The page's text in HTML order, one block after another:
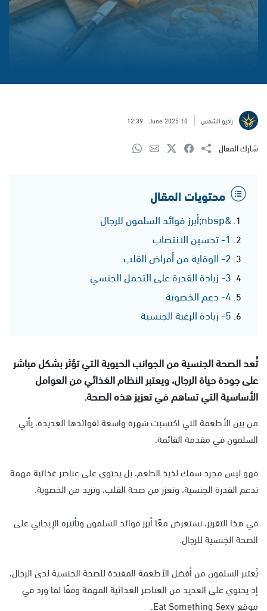
راديو الشمس 10 June 2025
12:39
شارك المقال
محتويات المقال
&nbsp;أبرز فوائد السلمون للرجال
1- تحسين الانتصاب
2- الوقاية من أمراض القلب
3- زيادة القدرة على التحمل الجنسي
4- دعم الخصوبة
5- زيادة الرغبة الجنسية
تُعد الصحة الجنسية من الجوانب الحيوية التي تؤثر بشكل مباشر
على جودة حياة الرجال، ويعتبر النظام الغذائي من العوامل
الأساسية التي تساهم في تعزيز هذه الصحة.
من بين الأطعمة التي اكتسبت شهرة واسعة لفوائدها العديدة، يأتي
السلمون في مقدمة القائمة.
فهو ليس مجرد سمك لذيذ الطعم، بل يحتوي على عناصر غذائية مهمة
تدعم القدرة الجنسية، وتعزز من صحة القلب، وتزيد من الخصوبة.
في هذا التقرير، نستعرض معًا أبرز فوائد السلمون وتأثيره الإيجابي على
الصحة الجنسية للرجال.
يُعتبر السلمون من أفضل الأطعمة المفيدة للصحة الجنسية لدى الرجال،
إذ يحتوي على العديد من العناصر الغذائية المهمة وفقًا لما ورد في
موقع Eat Something Sexy.